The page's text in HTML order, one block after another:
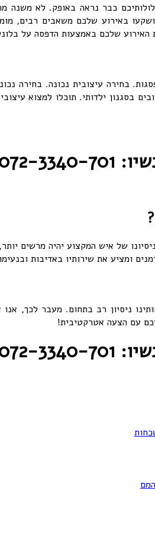
כבר נראה באופק. לא משנה
באירוע שלכם משאבים רבים,
שלכם באמצעות הדפסה על
בחירה עיצובית נכונה. בחירה
בסגנון ילדותי. תוכלו למצוא
701
של איש המקצוע יהיה מרשים
ומציע את שירותיו באדיבות
ניסיון רב בתחום. מעבר לכך,
701